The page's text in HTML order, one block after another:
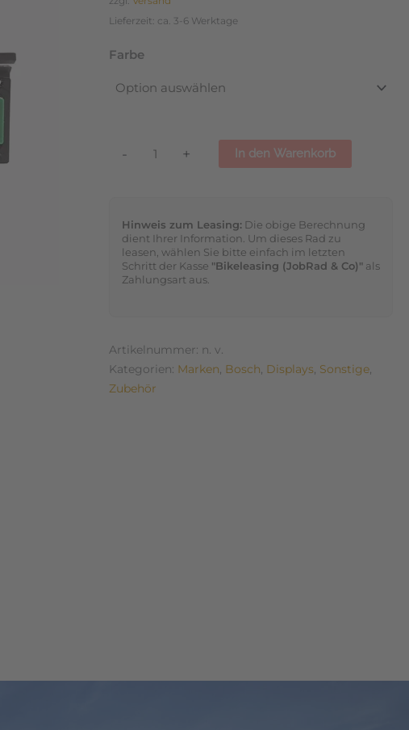
Lieferzeit: ca. 3-6 Werktage
Farbe
- + In den Warenkorb
Hinweis zum Leasing: Die obige Berechnung
dient Ihrer Information. Um dieses Rad zu
leasen, wählen Sie bitte einfach im letzten
Schritt der Kasse "Bikeleasing (JobRad & Co)"als
Zahlungsart aus.
Artikelnummer: n. v.
Kategorien: Marken, Bosch, Displays, Sonstige,
Zubehör